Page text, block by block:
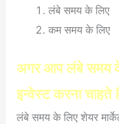
लंबे समय के लिए
कम समय के लिए
अगर आप लंबे समय के
इन्वेस्ट करना चाहते
लंबे समय के लिए शेयर